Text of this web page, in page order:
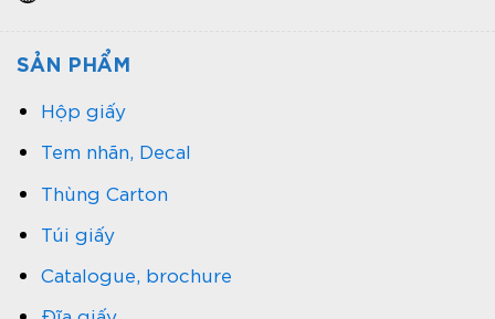
SẢN PHẨM
Hộp giấy
Tem nhãn, Decal
Thùng Carton
Túi giấy
Catalogue, brochure